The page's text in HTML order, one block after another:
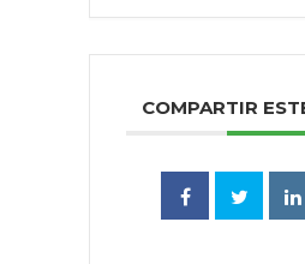
COMPARTIR